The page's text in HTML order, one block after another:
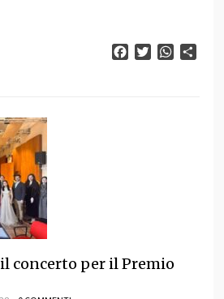
FacebookTwitter
concerto per il Premio